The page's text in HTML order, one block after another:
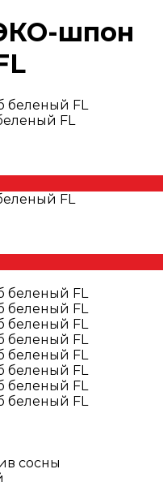
шпон
FL
FL
сосны